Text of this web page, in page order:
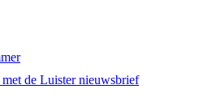
de Luister nieuwsbrief